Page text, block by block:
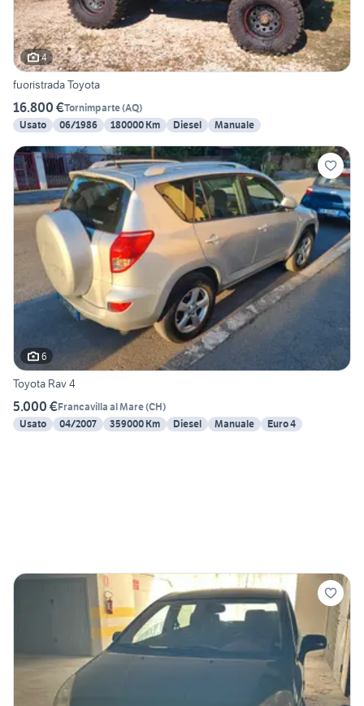
4
fuoristrada Toyota
16.800 €Tornimparte(AQ)
Usato
06/1986 180000 Km Diesel Manuale
6
Toyota Rav 4
5.000 €Francavilla al Mare(CH)
Usato
04/2007 359000 Km Diesel Manuale Euro 4